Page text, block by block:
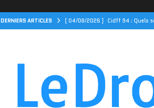
DERNIERS ARTICLES [ 04/08/2026 ] Cidff 94 : Quels
[ 23/07/2026 ] Cidff 94 : Qui
[ 06/08/2026 ] Séparation,
ACTUALITÉ